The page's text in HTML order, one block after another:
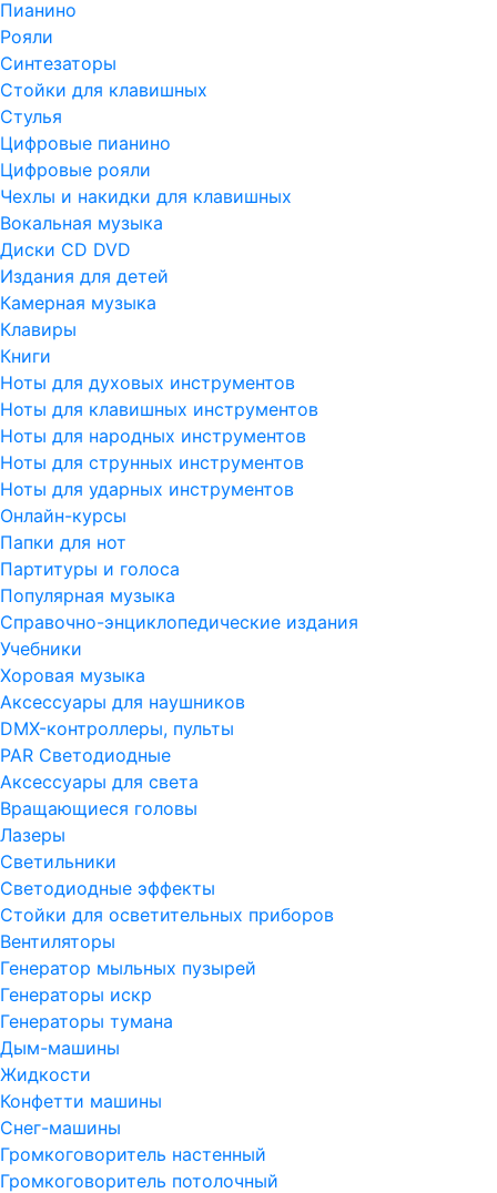
Пианино
Рояли
Синтезаторы
Стойки для клавишных
Стулья
Цифровые пианино
Цифровые рояли
Чехлы и накидки для клавишных
Вокальная музыка
Диски CD DVD
Издания для детей
Камерная музыка
Клавиры
Книги
Ноты для духовых инструментов
Ноты для клавишных инструментов
Ноты для народных инструментов
Ноты для струнных инструментов
Ноты для ударных инструментов
Онлайн-курсы
Папки для нот
Партитуры и голоса
Популярная музыка
Справочно-энциклопедические издания
Учебники
Хоровая музыка
Аксессуары для наушников
DMX-контроллеры, пульты
PAR Светодиодные
Аксессуары для света
Вращающиеся головы
Лазеры
Светильники
Светодиодные эффекты
Стойки для осветительных приборов
Вентиляторы
Генератор мыльных пузырей
Генераторы искр
Генераторы тумана
Дым-машины
Жидкости
Конфетти машины
Снег-машины
Громкоговоритель настенный
Громкоговоритель потолочный